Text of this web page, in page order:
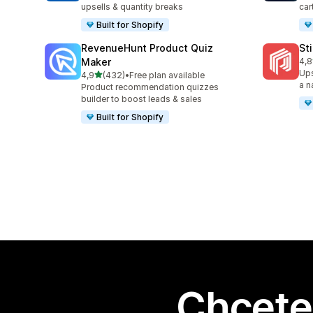
upsells & quantity breaks
Built for Shopify
RevenueHunt Product Quiz
Maker
4,9z 5 hvězd
(432)
Celkový počet recenzí: 432
•Free plan available
Product recommendation quizzes
builder to boost leads & sales
Built for Shopify
4,8
a